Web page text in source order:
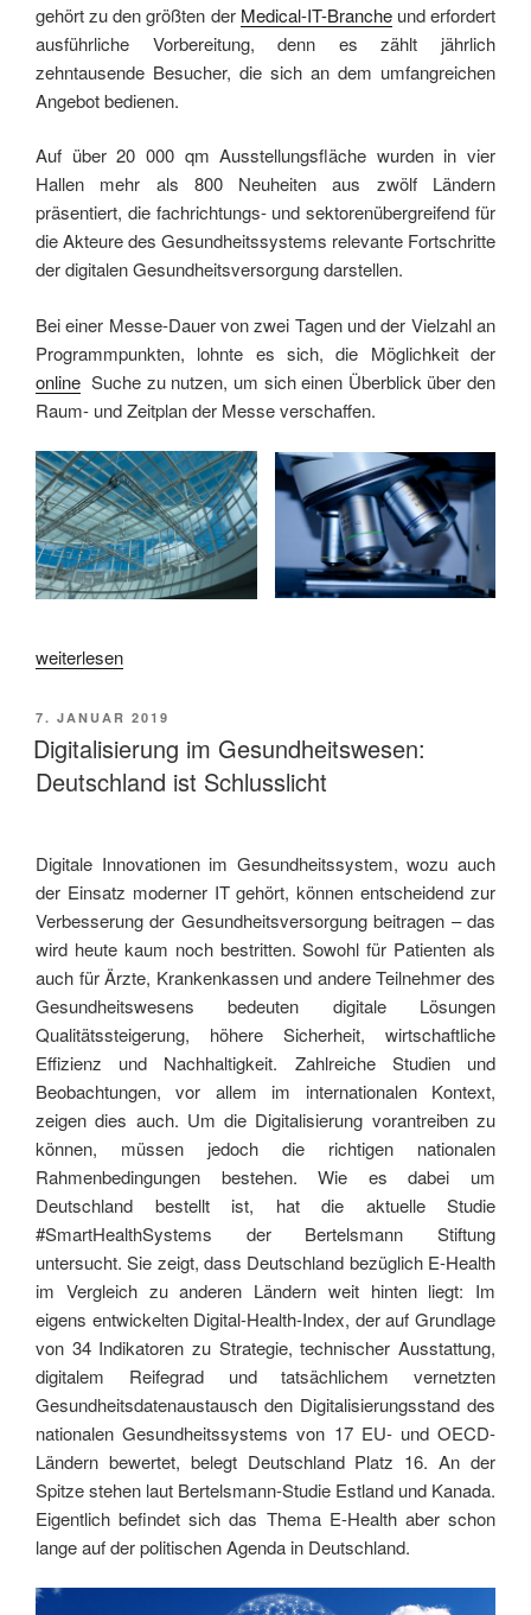
gehört zu den größten der Medical-IT-Brancheund erfordert
ausführliche Vorbereitung, denn es zählt jährlich
zehntausende Besucher, die sich an dem umfangreichen
Angebot bedienen.
Auf über 20 000 qm Ausstellungsfläche wurden in vier
Hallen mehr als 800 Neuheiten aus zwölf Ländern
präsentiert, die fachrichtungs- und sektorenübergreifend für
die Akteure des Gesundheitssystems relevante Fortschritte
der digitalen Gesundheitsversorgung darstellen.
Bei einer Messe-Dauer von zwei Tagen und der Vielzahl an
Programmpunkten, lohnte es sich, die Möglichkeit der
online Suche zu nutzen, um sich einen Überblick über den
Raum- und Zeitplan der Messe verschaffen.
„Baaske
auf
der
DMEA
in
weiterlesen
VERÖFFENTLICHT
AM
7. JANUAR 2019
Digitalisierung im Gesundheitswesen:
Deutschland ist Schlusslicht
Digitale Innovationen im Gesundheitssystem, wozu auch
der Einsatz moderner IT gehört, können entscheidend zur
Verbesserung der Gesundheitsversorgung beitragen – das
wird heute kaum noch bestritten. Sowohl für Patienten als
auch für Ärzte, Krankenkassen und andere Teilnehmer des
Gesundheitswesens bedeuten digitale Lösungen
Qualitätssteigerung, höhere Sicherheit, wirtschaftliche
Effizienz und Nachhaltigkeit. Zahlreiche Studien und
Beobachtungen, vor allem im internationalen Kontext,
zeigen dies auch. Um die Digitalisierung vorantreiben zu
können, müssen jedoch die richtigen nationalen
Rahmenbedingungen bestehen. Wie es dabei um
Deutschland bestellt ist, hat die aktuelle Studie
#SmartHealthSystems der Bertelsmann Stiftung
untersucht. Sie zeigt, dass Deutschland bezüglich E-Health
im Vergleich zu anderen Ländern weit hinten liegt: Im
eigens entwickelten Digital-Health-Index, der auf Grundlage
von 34 Indikatoren zu Strategie, technischer Ausstattung,
digitalem Reifegrad und tatsächlichem vernetzten
Gesundheitsdatenaustausch den Digitalisierungsstand des
nationalen Gesundheitssystems von 17 EU- und OECD-
Ländern bewertet, belegt Deutschland Platz 16. An der
Spitze stehen laut Bertelsmann-Studie Estland und Kanada.
Eigentlich befindet sich das Thema E-Health aber schon
lange auf der politischen Agenda in Deutschland.